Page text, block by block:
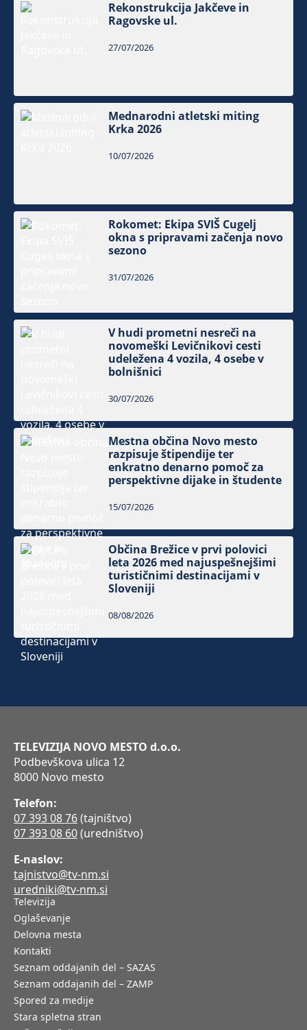
Rekonstrukcija Jakčeve in
Ragovske ul.
27/07/2026
Mednarodni atletski miting
Krka 2026
10/07/2026
Rokomet: Ekipa SVIŠ Cugelj
okna s pripravami začenja novo
sezono
31/07/2026
V hudi prometni nesreči na
novomeški Levičnikovi cesti
udeležena 4 vozila, 4 osebe v
bolnišnici
30/07/2026
Mestna občina Novo mesto
razpisuje štipendije ter
enkratno denarno pomoč za
perspektivne dijake in študente
15/07/2026
Občina Brežice v prvi polovici
leta 2026 med najuspešnejšimi
turističnimi destinacijami v
Sloveniji
08/08/2026
TELEVIZIJA NOVO MESTO d.o.o.
Podbevškova ulica 12
8000 Novo mesto
Telefon:
07 393 08 76(tajništvo)
07 393 08 60(uredništvo)
E-naslov:
tajnistvo@tv-nm.si
uredniki@tv-nm.si
Televizija
Oglaševanje
Delovna mesta
Kontakti
Seznam oddajanih del – SAZAS
Seznam oddajanih del – ZAMP
Spored za medije
Stara spletna stran